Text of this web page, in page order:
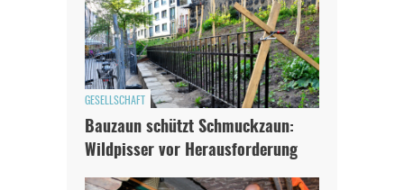
GESELLSCHAFT
Bauzaun schützt Schmuckzaun:
Wildpisser vor Herausforderung